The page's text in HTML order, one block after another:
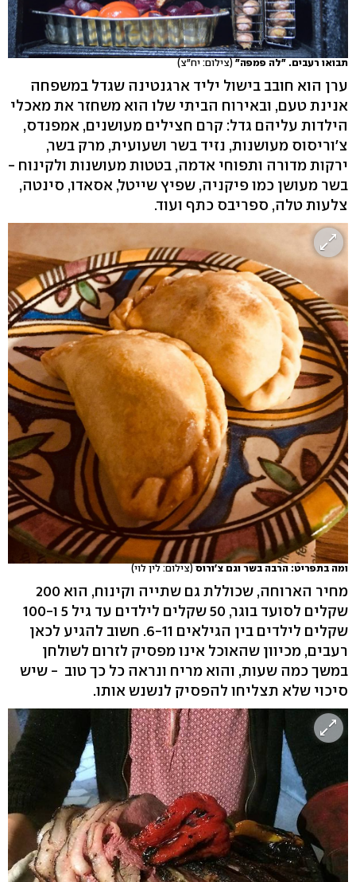
תבואו רעבים. "לה פמפה"(צילום: יח"צ)
ערן הוא חובב בישול יליד ארגנטינה שגדל במשפחה
אנינת טעם, ובאירוח הביתי שלו הוא משחזר את מאכלי
הילדות עליהם גדל: קרם חצילים מעושנים, אמפנדס,
צ'וריסוס מעושנות, נזיד בשר ושעועית, מרק בשר,
ירקות מדורה ותפוחי אדמה, בטטות מעושנות ולקינוח -
בשר מעושן כמו פיקניה, שפיץ שייטל, אסאדו, סינטה,
צלעות טלה, ספריבס כתף ועוד.
ומה בתפריט: הרבה בשר וגם צ'ורוס (צילום: לין לוי)
מחיר הארוחה, שכוללת גם שתייה וקינוח, הוא 200
שקלים לסועד בוגר, 50 שקלים לילדים עד גיל 5 ו-100
שקלים לילדים בין הגילאים 6-11. חשוב להגיע לכאן
רעבים, מכיוון שהאוכל אינו מפסיק לזרום לשולחן
במשך כמה שעות, והוא מריח ונראה כל כך טוב - שיש
סיכוי שלא תצליחו להפסיק לנשנש אותו.